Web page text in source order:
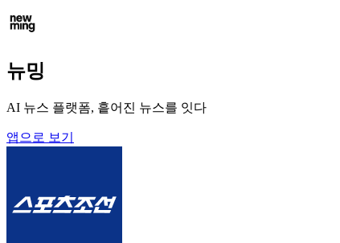
뉴밍
AI 뉴스 플랫폼, 흩어진 뉴스를 잇다
앱으로 보기